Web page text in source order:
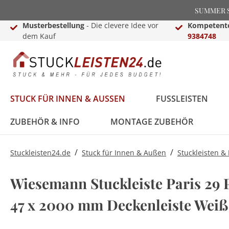
SUMMER
Musterbestellung - Die clevere Idee vor
dem Kauf
9384748
STUCK FÜR INNEN & AUSSEN FUSSLEISTEN
ZUBEHÖR & INFO MONTAGE ZUBEHÖR
Deckenleisten
Stuckleisten aus
Styropor
Stuckleisten für die
Decke
Stuckleisten24
Treppenkantenschutz
Treppenkanten & -
winkel
Parkettprofile
& Decke
& Außen
Videokanal
FAQ - Häufig gestellte
Stuckleisten24.de / Stuck für Innen & Außen / Stuckleisten &
Wiesemann Stuckleiste Paris 29
47 x 2000 mm Deckenleiste Weiß